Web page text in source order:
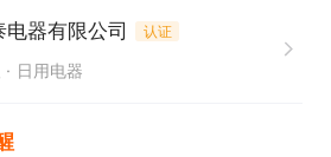
器有限公司 认证
日用电器